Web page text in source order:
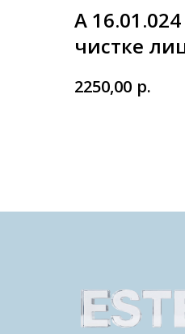
A
чистке
2250,00 р.